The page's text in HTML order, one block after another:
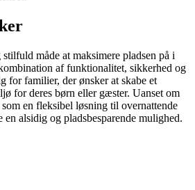
måde at maksimere pladsen på i
af funktionalitet, sikkerhed og
for familier, der ønsker at skabe et
for deres børn eller gæster. Uanset om
en fleksibel løsning til overnattende
alsidig og pladsbesparende mulighed.